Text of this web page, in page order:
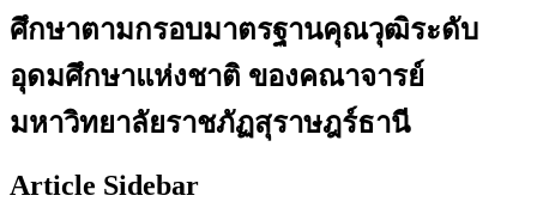
ศึกษาตามกรอบมาตรฐานคุณวุฒิระดับ
อุดมศึกษาแห่งชาติ ของคณาจารย์
มหาวิทยาลัยราชภัฏสุราษฎร์ธานี
Article Sidebar